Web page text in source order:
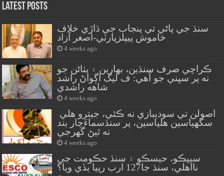
Latest Posts
سنڌ جي پاڻي تي پنجاب جي ڌاڙي خلاف
خاموش پيپلزپارٽي-اصغر آزاد
4 weeks ago
ڪراچي صرف سنڌين، بهارين ۽ پٺاڻن جو
نه پر سڀني جو آهي: ف ليگ اڳواڻ راشد
شاهه راشدي
4 weeks ago
سگهياسين هلياسين، پر سنڌسماءَچار بند
نه ٿيڻ گهرجي
4 weeks ago
سيپڪو، حيسڪو ۽ سنڌ حڪومت جي
نااهلي، سنڌ جا127 ارب رپيا ٻڏي ويا؟